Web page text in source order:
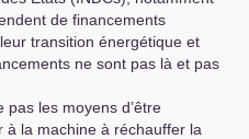
de financements
transition énergétique et
ne sont pas là et pas
pas les moyens d’être
à la machine à réchauffer la